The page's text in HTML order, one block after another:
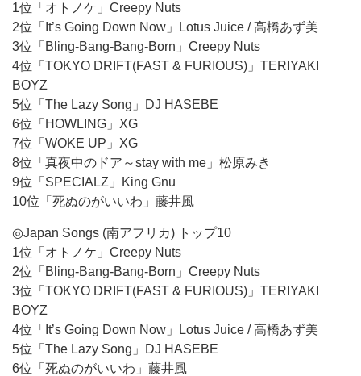
1位「オトノケ」Creepy Nuts
2位「It’s Going Down Now」Lotus Juice / 高橋あず美
3位「Bling-Bang-Bang-Born」Creepy Nuts
4位「TOKYO DRIFT(FAST & FURIOUS)」TERIYAKI
BOYZ
5位「The Lazy Song」DJ HASEBE
6位「HOWLING」XG
7位「WOKE UP」XG
8位「真夜中のドア～stay with me」松原みき
9位「SPECIALZ」King Gnu
10位「死ぬのがいいわ」藤井風
◎Japan Songs (南アフリカ) トップ10
1位「オトノケ」Creepy Nuts
2位「Bling-Bang-Bang-Born」Creepy Nuts
3位「TOKYO DRIFT(FAST & FURIOUS)」TERIYAKI
BOYZ
4位「It’s Going Down Now」Lotus Juice / 高橋あず美
5位「The Lazy Song」DJ HASEBE
6位「死ぬのがいいわ」藤井風